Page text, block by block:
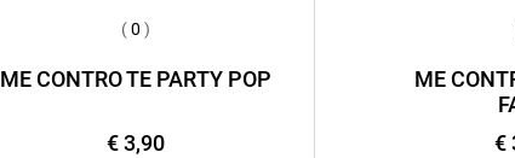
( 0 )
ME CONTRO TE PARTY POP
€ 3,90
ME
€